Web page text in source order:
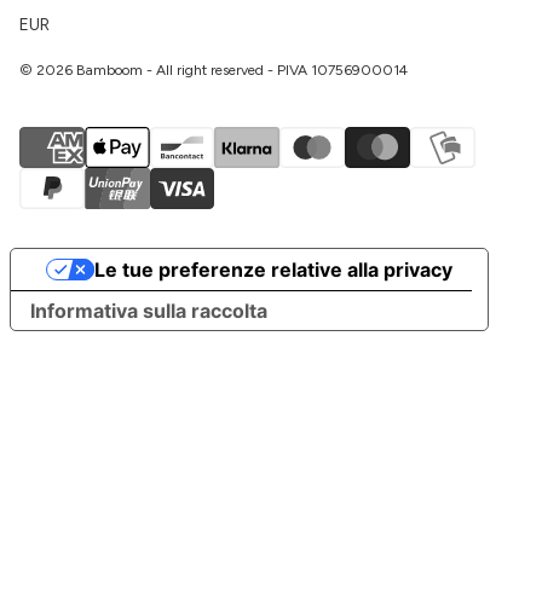
EUR
© 2026 Bamboom - All right reserved - PIVA 10756900014
Informativa sulla raccolta
Le tue preferenze relative alla privacy